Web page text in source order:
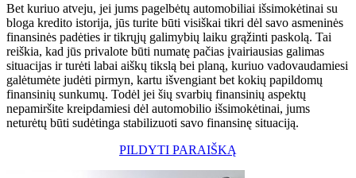
Bet kuriuo atveju, jei jums pagelbėtų automobiliai išsimokėtinai su
bloga kredito istorija, jūs turite būti visiškai tikri dėl savo asmeninės
finansinės padėties ir tikrųjų galimybių laiku grąžinti paskolą. Tai
reiškia, kad jūs privalote būti numatę pačias įvairiausias galimas
situacijas ir turėti labai aiškų tikslą bei planą, kuriuo vadovaudamiesi
galėtumėte judėti pirmyn, kartu išvengiant bet kokių papildomų
finansinių sunkumų. Todėl jei šių svarbių finansinių aspektų
nepamiršite kreipdamiesi dėl automobilio išsimokėtinai, jums
neturėtų būti sudėtinga stabilizuoti savo finansinę situaciją.
PILDYTI PARAIŠKĄ